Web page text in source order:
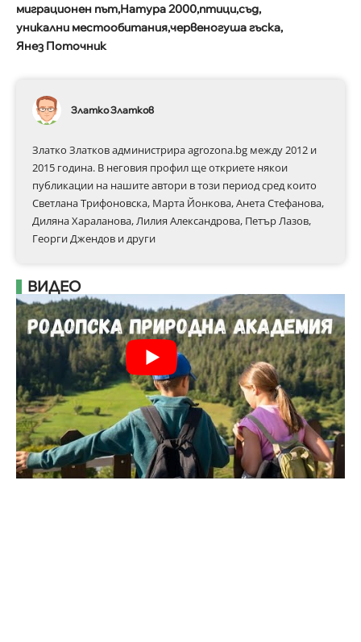
миграционен път Натура 2000 птицисъд
уникални местообитаниячервеногуша гъска
Янез Поточник
Златко Златков
Златко Златков администрира agrozona.bg между 2012 и
2015 година. В неговия профил ще откриете някои
публикации на нашите автори в този период сред които
Светлана Трифоновска, Марта Йонкова, Анета Стефанова,
Диляна Хараланова, Лилия Александрова, Петър Лазов,
Георги Джендов и други
ВИДЕО